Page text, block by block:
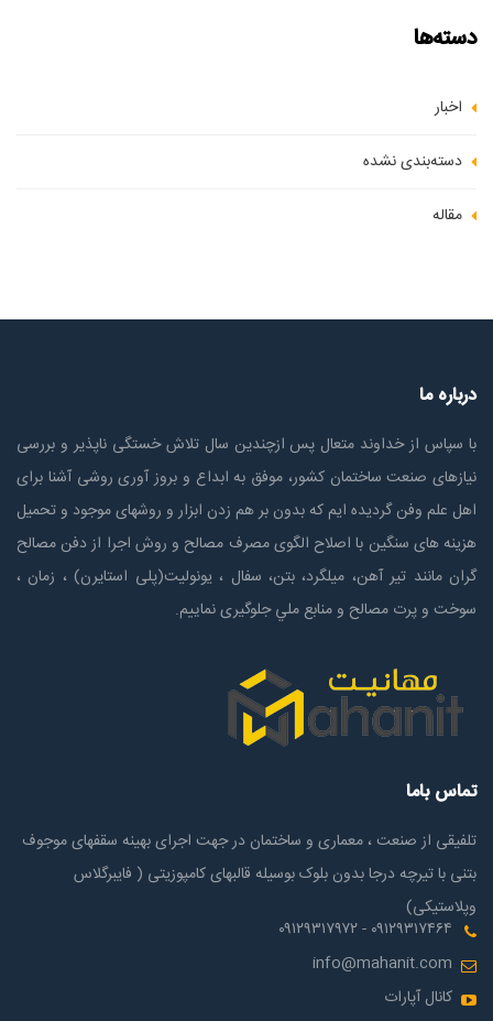
دسته‌ها
اخبار
دسته‌بندی نشده
مقاله
درباره ما
با سپاس از خداوند متعال پس ازچندين سال تلاش خستگی ناپذير و بررسی
نیازهای صنعت ساختمان كشور، موفق به ابداع و بروز آوری روشی آشنا برای
اهل علم وفن گردیده ایم که بدون بر هم زدن ابزار و روشهای موجود و تحمیل
هزینه های سنگین با اصلاح الگوی مصرف مصالح و روش اجرا از دفن مصالح
گران مانند تیر آهن، میلگرد، بتن، سفال ، یونولیت(پلی استايرن) ، زمان ،
سوخت و پرت مصالح و منابع ملي جلوگیری نماییم.
تماس باما
تلفیقی از صنعت ، معماری و ساختمان در جهت اجرای بهینه سقفهای موجوف
بتنی با تیرچه درجا بدون بلوک بوسیله قالبهای کامپوزیتی ( فایبرگلاس
وپلاستیکی)
۰۹۱۲۹۳۱۷۴۶۴ - ۰۹۱۲۹۳۱۷۹۷۲
info@mahanit.com
کانال آپارات